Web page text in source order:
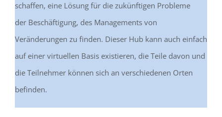
schaffen, eine Lösung für die zukünftigen Probleme
der Beschäftigung, des Managements von
Veränderungen zu finden. Dieser Hub kann auch einfach
auf einer virtuellen Basis existieren, die Teile davon und
die Teilnehmer können sich an verschiedenen Orten
befinden.